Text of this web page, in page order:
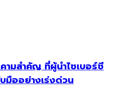
มสำคัญ ที่ผู้นำไซเบอร์ซี
มืออย่างเร่งด่วน